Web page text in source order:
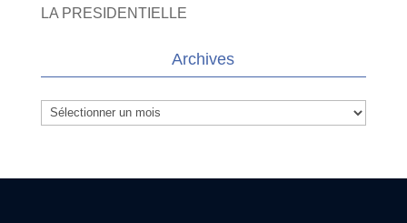
LA PRESIDENTIELLE
Archives
Archives